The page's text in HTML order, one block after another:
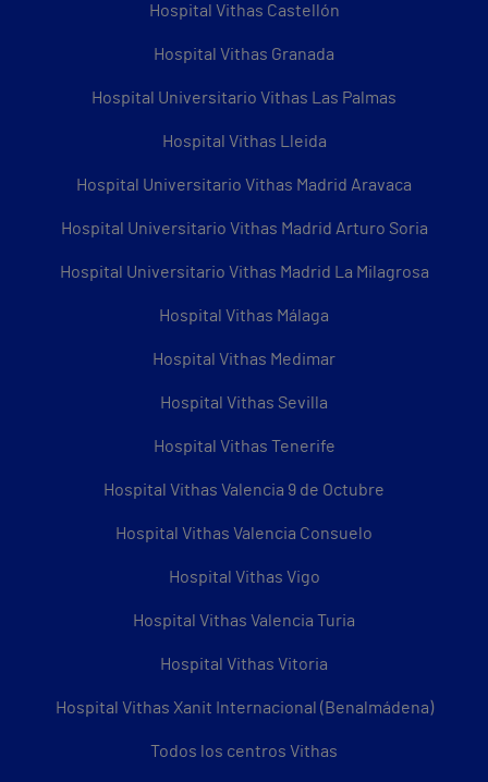
Hospital Vithas Castellón
Hospital Vithas Granada
Hospital Universitario Vithas Las Palmas
Hospital Vithas Lleida
Hospital Universitario Vithas Madrid Aravaca
Hospital Universitario Vithas Madrid Arturo Soria
Hospital Universitario Vithas Madrid La Milagrosa
Hospital Vithas Málaga
Hospital Vithas Medimar
Hospital Vithas Sevilla
Hospital Vithas Tenerife
Hospital Vithas Valencia 9 de Octubre
Hospital Vithas Valencia Consuelo
Hospital Vithas Vigo
Hospital Vithas Valencia Turia
Hospital Vithas Vitoria
Hospital Vithas Xanit Internacional (Benalmádena)
Todos los centros Vithas